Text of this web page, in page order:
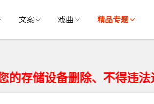
文案 戏曲 精品专题
设备删除、不得违法运营。